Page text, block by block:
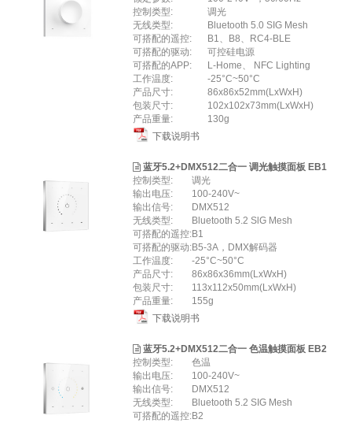
控制类型:
调光
无线类型:
Bluetooth 5.0 SIG Mesh
可搭配的遥控:
B1、B8、RC4-BLE
可搭配的驱动:
可控硅电源
可搭配的APP:
L-Home、 NFC Lighting
工作温度:
-25°C~50°C
产品尺寸:
86x86x52mm(LxWxH)
包装尺寸:
102x102x73mm(LxWxH)
产品重量:
130g
下载说明书
蓝牙5.2+DMX512二合一 调光触摸面板 EB1
控制类型:
调光
输出电压:
100-240V~
输出信号:
DMX512
无线类型:
Bluetooth 5.2 SlG Mesh
可搭配的遥控:B1
可搭配的驱动:B5-3A，DMX解码器
工作温度:
-25°C~50°C
产品尺寸:
86x86x36mm(LxWxH)
包装尺寸:
113x112x50mm(LxWxH)
产品重量:
155g
下载说明书
蓝牙5.2+DMX512二合一 色温触摸面板 EB2
控制类型:
色温
输出电压:
100-240V~
输出信号:
DMX512
无线类型:
Bluetooth 5.2 SIG Mesh
可搭配的遥控:B2